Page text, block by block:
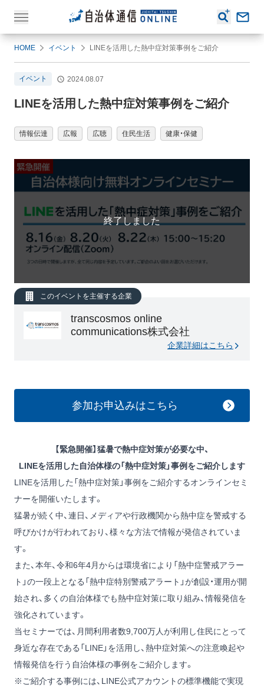
HOME イベント LINEを活用した熱中症対策事例をご紹介
イベント 2024.08.07
LINEを活用した熱中症対策事例をご紹介
情報伝達 広報 広聴 住民生活 健康・保健
終了しました
このイベントを主催する企業
transcosmos online
communications株式会社
企業詳細はこちら
参加お申込みはこちら
【緊急開催】猛暑で熱中症対策が必要な中、
LINEを活用した自治体様の「熱中症対策」事例をご紹介します
LINEを活用した「熱中症対策」事例をご紹介するオンラインセミ
ナーを開催いたします。
猛暑が続く中、連日、メディアや行政機関から熱中症を警戒する
呼びかけが行われており、様々な方法で情報が発信されていま
す。
また、本年、令和6年4月からは環境省により「熱中症警戒アラー
ト」の一段上となる「熱中症特別警戒アラート」が創設・運用が開
始され、多くの自治体様でも熱中症対策に取り組み、情報発信を
強化されています。
当セミナーでは、月間利用者数9,700万人が利用し住民にとって
身近な存在である「LINE」を活用し、熱中症対策への注意喚起や
情報発信を行う自治体様の事例をご紹介します。
※ご紹介する事例には、LINE公式アカウントの標準機能で実現